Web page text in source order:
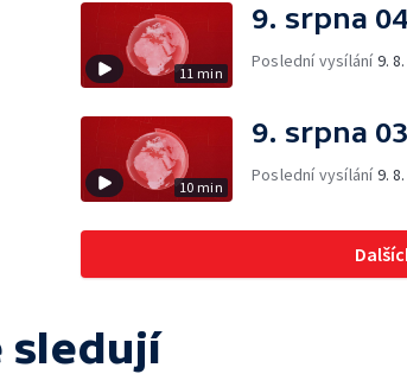
11 min
9. srpna
Poslední vysílání9.
10 min
9. srpna
Poslední vysílání9.
sledují